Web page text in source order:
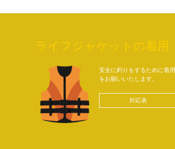
ライフジャケットの着用
安全に釣りをするために着用
をお願いいたします。
対応表